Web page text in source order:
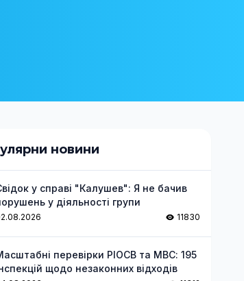
новини
у справі "Калушев": Я не бачив
у діяльності групи
11830
перевірки РІОСВ та МВС: 195
щодо незаконних відходів